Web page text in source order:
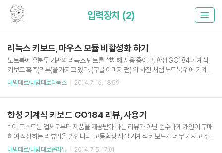
입력장치 (2)
리눅스 키보드, 마우스 모듈 비활성화 하기
노트북에 우분투 기반의 리눅스 민트를 설치해 사용 중이고, 한성 GO184 기계식
키보드 흑축(리뷰)을 가지고 있다. (구글 이미지 펌) 위 사진 처럼 노트북 위에 기계식
키보드를 올려놓고 쓰는데, 기계식 키보드가 자꾸 노트북의 자판을 눌러버려 영 불
우스 등이 목록에 뜬다. 위에서 끌 모듈의 id를 기억해 놓고 다음 명령어를 입력한다.
입력장치 모듈 끄기 xinput set-int-prop id "Device Enabled" 8 0 입력장치..
내맘대로/내맘대로리눅스 2014. 7. 16. 18:59
한성 기계식 키보드 GO184 리뷰, 사용기
* 이 포스트는 업체로부터 제품을 제공받아 하는 리뷰가 아닌 순수하게 개인이 구매
하여 작성하는 리뷰임을 밝힙니다. 고등학생 시절 기계식 키보드가 너무 가지고 싶
어서 질렀던 키보드가 이제는 찾을 수 없는 Filco Zero 백축 키보드 였습니다. 군대
내맘대로/내맘대로쓴리뷰 2014. 7. 5. 17:01